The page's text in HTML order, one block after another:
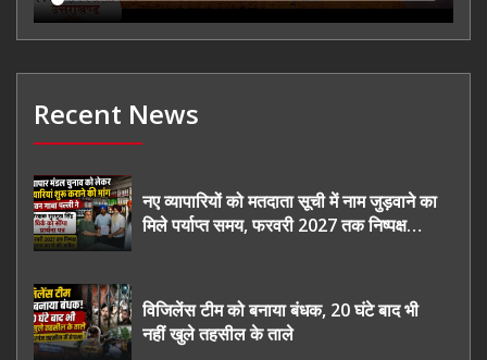
Recent News
नए व्यापारियों को मतदाता सूची में नाम जुड़वाने का
मिले पर्याप्त समय, फरवरी 2027 तक निष्पक्ष
विजिलेंस टीम को बनाया बंधक, 20 घंटे बाद भी
नहीं खुले तहसील के ताले